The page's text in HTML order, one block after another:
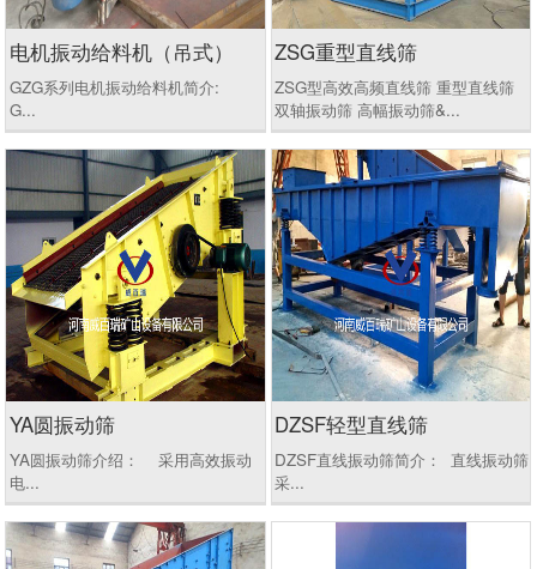
电机振动给料机（吊式）
GZG系列电机振动给料机简介:
G...
ZSG重型直线筛
ZSG型高效高频直线筛 重型直线筛
双轴振动筛 高幅振动筛&...
YA圆振动筛
YA圆振动筛介绍： 采用高效振动
电...
DZSF轻型直线筛
DZSF直线振动筛简介： 直线振动筛
采...